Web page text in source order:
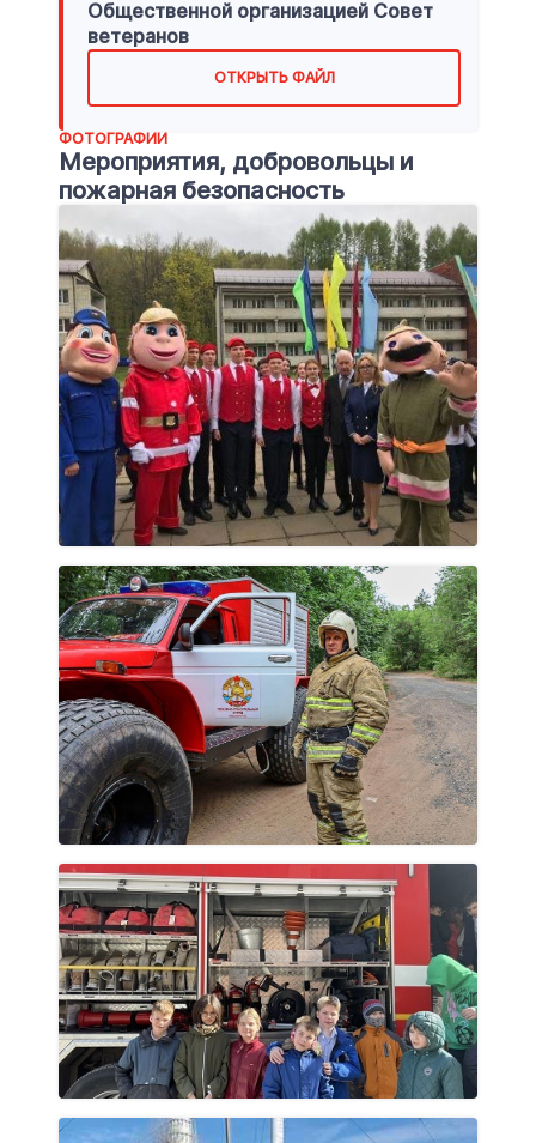
Общественной организацией Совет
ветеранов
ОТКРЫТЬ ФАЙЛ
ФОТОГРАФИИ
Мероприятия, добровольцы и
пожарная безопасность